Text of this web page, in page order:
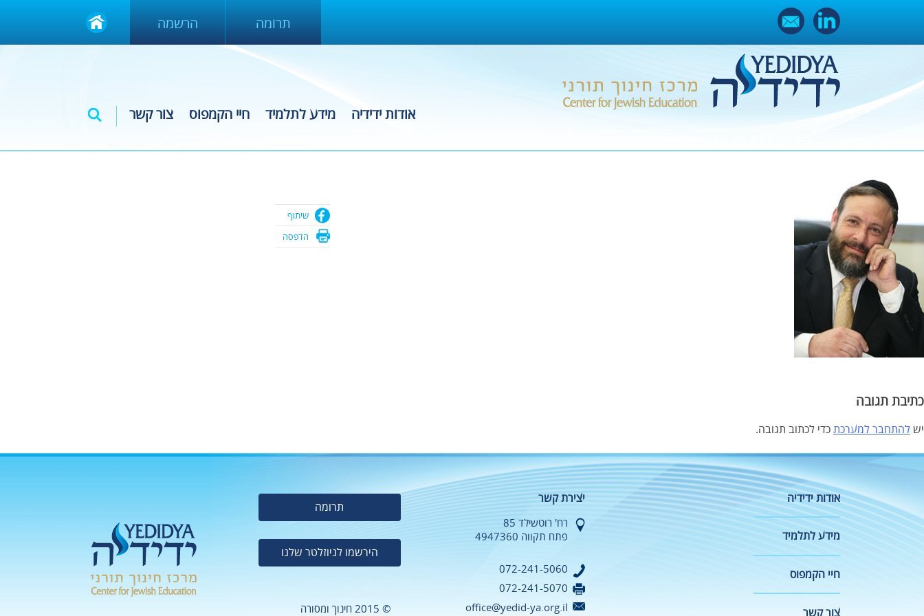
תרומה הרשמה
שיתוף
הדפסה
אודות ידידיה מידע לתלמיד חיי הקמפוס צור קשר
כתיבת תגובה
יש להתחבר למערכת כדי לכתוב תגובה.
אודות ידידיה
מידע לתלמיד
חיי הקמפוס
צור קשר
יצירת קשר
רח' רוטשילד 85
פתח תקווה 4947360
072-241-5060
072-241-5070
office@yedid-ya.org.il
תרומה
הירשמו לניוזלטר שלנו
© 2015 חינוך ומסורה